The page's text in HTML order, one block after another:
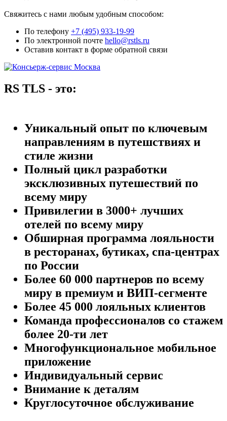
Свяжитесь с нами любым удобным способом:
По телефону +7 (495) 933-19-99
По электронной почте hello@rstls.ru
Оставив контакт в форме обратной связи
RS TLS - это:
Уникальный опыт по ключевым
направлениям в путешствиях и
стиле жизни
Полный цикл разработки
эксклюзивных путешествий по
всему миру
Привилегии в 3000+ лучших
отелей по всему миру
Обширная программа лояльности
в ресторанах, бутиках, спа-центрах
по России
Более 60 000 партнеров по всему
миру в премиум и ВИП-сегменте
Более 45 000 лояльных клиентов
Команда профессионалов со стажем
более 20-ти лет
Многофункциональное мобильное
приложение
Индивидуальный сервис
Внимание к деталям
Круглосуточное обслуживание